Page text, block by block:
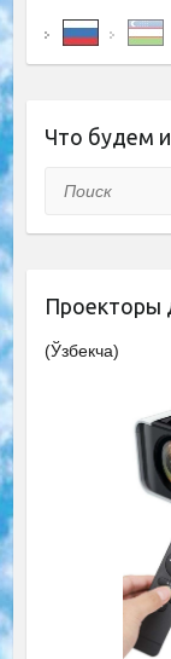
Что будем
Поиск
Проекторы
(Ўзбекча)